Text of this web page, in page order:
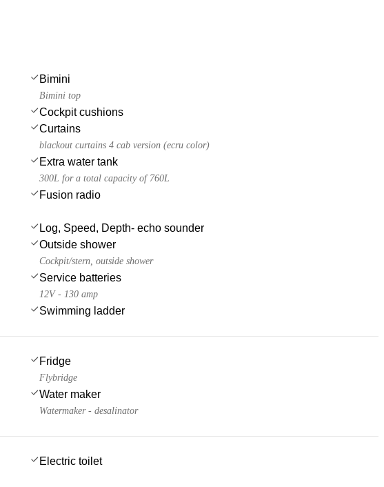
Bimini
Bimini top
Cockpit cushions
Curtains
blackout curtains 4 cab version (ecru color)
Extra water tank
300L for a total capacity of 760L
Fusion radio
Log, Speed, Depth- echo sounder
Outside shower
Cockpit/stern, outside shower
Service batteries
12V - 130 amp
Swimming ladder
Fridge
Flybridge
Water maker
Watermaker - desalinator
Electric toilet